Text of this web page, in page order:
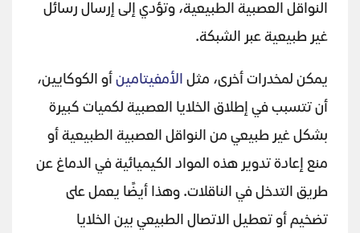
النواقل العصبية الطبيعية، وتؤدي إلى إرسال رسائل
غير طبيعية عبر الشبكة.
يمكن لمخدرات أخرى، مثل الأمفيتامين أو الكوكايين،
أن تتسبب في إطلاق الخلايا العصبية لكميات كبيرة
بشكل غير طبيعي من النواقل العصبية الطبيعية أو
منع إعادة تدوير هذه المواد الكيميائية في الدماغ عن
طريق التدخل في الناقلات. وهذا أيضًا يعمل على
تضخيم أو تعطيل الاتصال الطبيعي بين الخلايا